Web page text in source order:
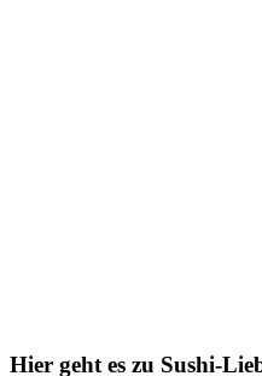
Hier geht es zu Sushi-